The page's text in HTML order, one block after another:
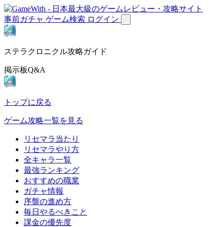
事前ガチャ ゲーム検索 ログイン
ステラクロニクル攻略ガイド
掲示板Q&A
トップに戻る
ゲーム攻略一覧を見る
リセマラ当たり
リセマラやり方
全キャラ一覧
最強ランキング
おすすめの職業
ガチャ情報
序盤の進め方
毎日やるべきこと
課金の優先度